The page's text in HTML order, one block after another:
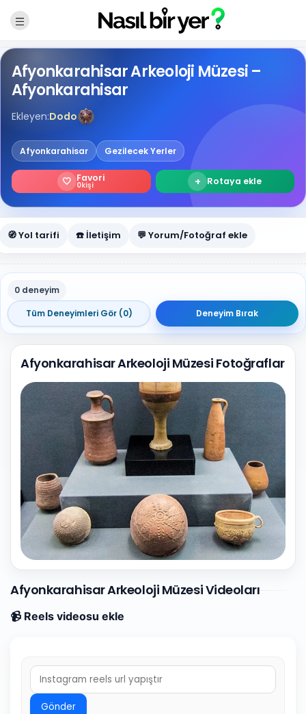
Afyonkarahisar Arkeoloji Müzesi –
Afyonkarahisar
Ekleyen:Dodo
Afyonkarahisar Gezilecek Yerler
🤍 Favori
0kişi + Rotaya ekle
🧭 Yol tarifi ☎️ İletişim 💬 Yorum/Fotoğraf ekle
0 deneyim
Tüm Deneyimleri Gör (0)
Deneyim Bırak
Afyonkarahisar Arkeoloji Müzesi Fotoğraflar
1 Fotoğraf
Afyonkarahisar Arkeoloji Müzesi Videoları
📹 Reels videosu ekle
Gönder